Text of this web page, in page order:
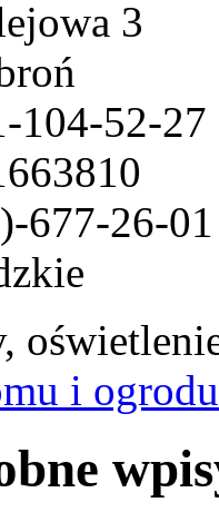
3
104-52-27
677-26-01
i ogrodu